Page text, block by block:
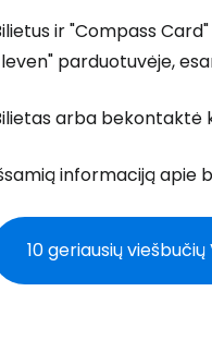
ir "Compass
parduotuvėje,
arba bekontaktė
informaciją apie
10 geriausių